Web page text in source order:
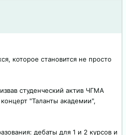
которое становится не просто
студенческий актив ЧГМА
"Таланты академии",
дебаты для 1 и 2 курсов и